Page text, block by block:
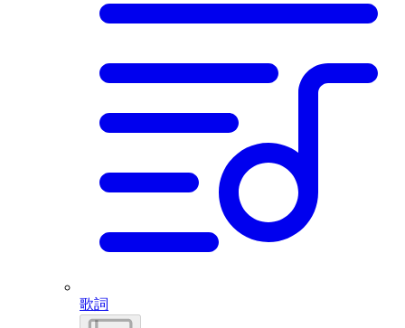
歌詞